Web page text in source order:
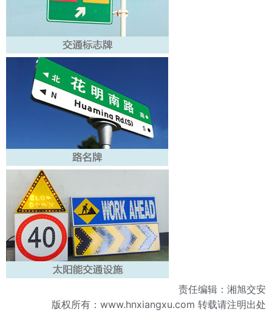
责任编辑：湘旭交安
版权所有： www.hnxiangxu.com 转载请注明出处